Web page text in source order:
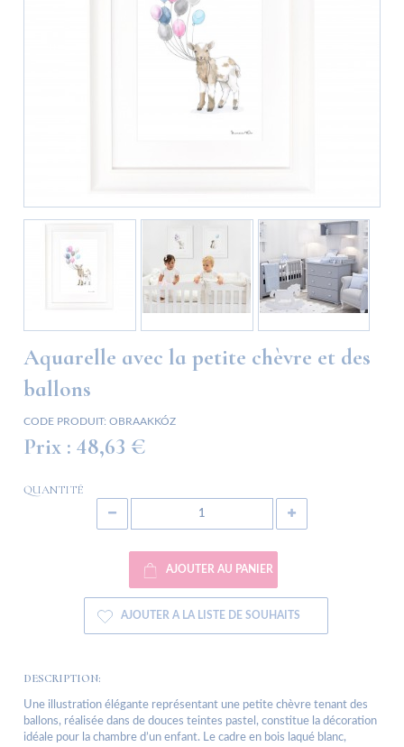
Aquarelle avec la petite chèvre et des
ballons
CODE PRODUIT: OBRAAKKÓZ
Prix : 48,63 €
QUANTITÉ
AJOUTER AU PANIER
AJOUTER A LA LISTE DE SOUHAITS
DESCRIPTION:
Une illustration élégante représentant une petite chèvre tenant des
ballons, réalisée dans de douces teintes pastel, constitue la décoration
idéale pour la chambre d’un enfant. Le cadre en bois laqué blanc,